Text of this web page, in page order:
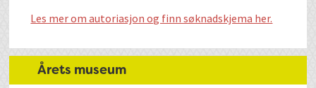
Les mer om autoriasjon og finn søknadskjema her.
Årets museum